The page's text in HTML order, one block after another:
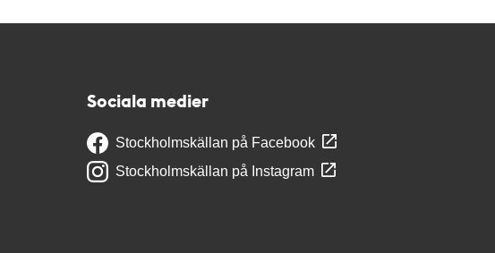
Sociala medier
Stockholmskällan på Facebook
Stockholmskällan på Instagram